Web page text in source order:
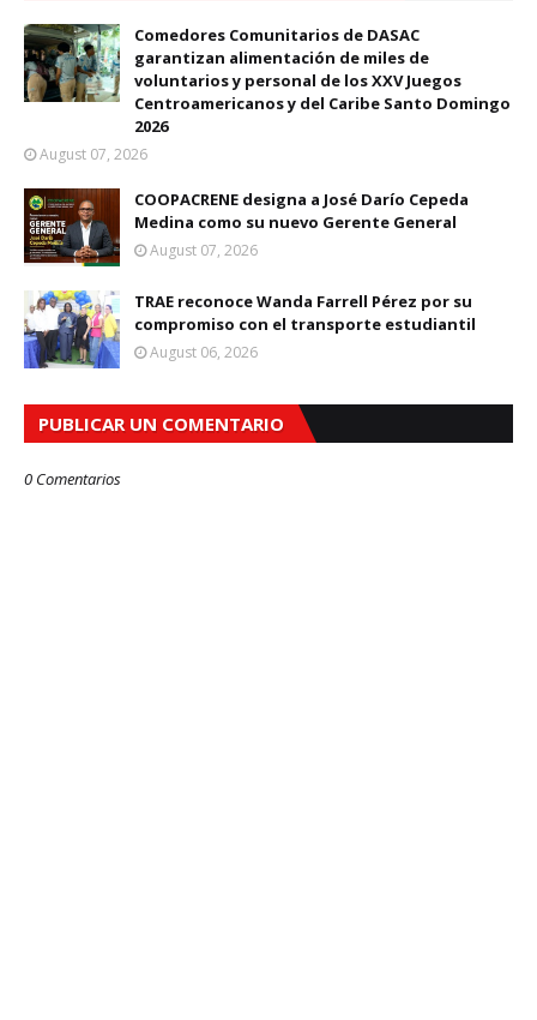
Comedores Comunitarios de DASAC
garantizan alimentación de miles de
voluntarios y personal de los XXV Juegos
Centroamericanos y del Caribe Santo Domingo
2026
August 07, 2026
COOPACRENE designa a José Darío Cepeda
Medina como su nuevo Gerente General
August 07, 2026
TRAE reconoce Wanda Farrell Pérez por su
compromiso con el transporte estudiantil
August 06, 2026
PUBLICAR UN COMENTARIO
0 Comentarios